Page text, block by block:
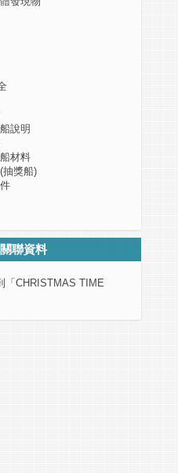
說明
材料
抽獎船)
關聯資料
「CHRISTMAS TIME